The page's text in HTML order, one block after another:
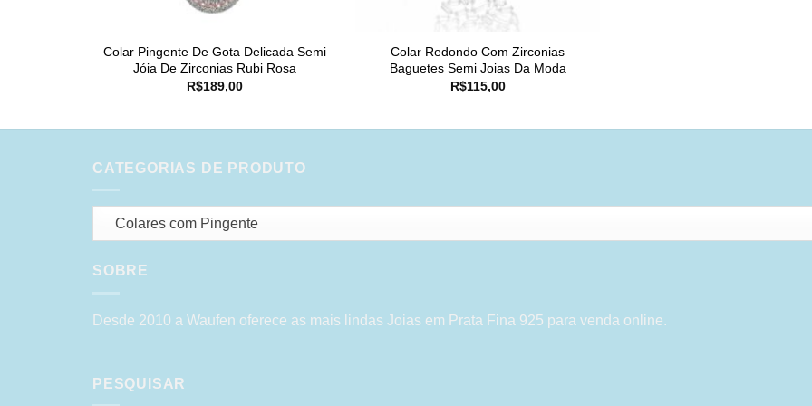
Colar Pingente De Gota Delicada Semi
Jóia De Zirconias Rubi Rosa
R$189,00
Colar Redondo Com Zirconias
Baguetes Semi Joias Da Moda
R$115,00
CATEGORIAS DE PRODUTO
Colares com Pingente
SOBRE
Desde 2010 a Waufen oferece as mais lindas Joias em Prata Fina 925 para venda online.
PESQUISAR